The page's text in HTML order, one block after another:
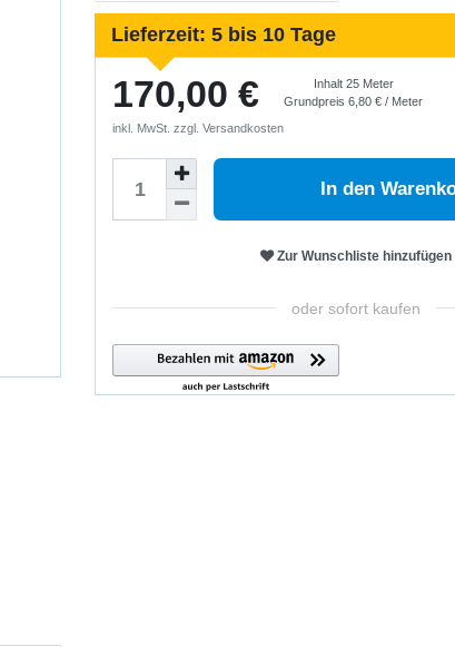
Lieferzeit: 5 bis 10 Tage
170,00 € Inhalt 25 Meter
Grundpreis6,80 € / Meter
inkl. MwSt. zzgl. Versandkosten
In den
Zur Wunschliste hinzufügen
oder sofort kaufen